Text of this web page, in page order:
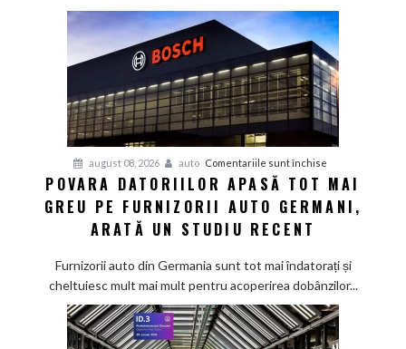
august 08, 2026 auto Comentariile sunt închise
Povara
datoriilor
mai
greu
furnizorii
auto
POVARA DATORIILOR APASĂ TOT MAI
GREU PE FURNIZORII AUTO GERMANI,
ARATĂ UN STUDIU RECENT
Furnizorii auto din Germania sunt tot mai îndatorați și
cheltuiesc mult mai mult pentru acoperirea dobânzilor...